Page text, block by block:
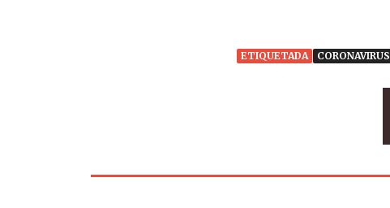
ETIQUETADA CORONAVIRUS